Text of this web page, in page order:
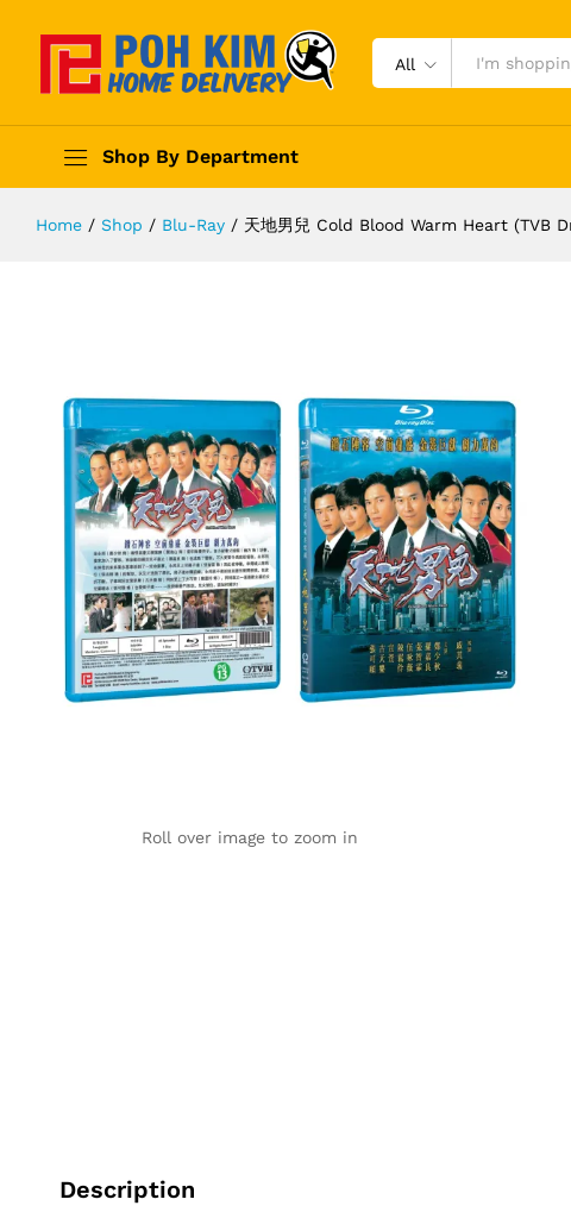
All
Shop By Department
Home / Shop / Blu-Ray / 天地男兒 Cold Blood Warm Heart (TVB
Roll over image to zoom in
Description